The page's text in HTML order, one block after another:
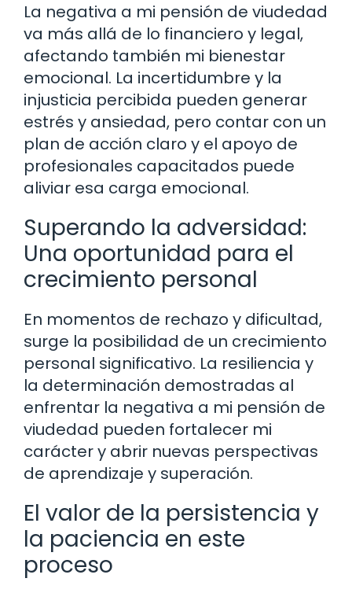
La negativa a mi pensión de viudedad
va más allá de lo financiero y legal,
afectando también mi bienestar
emocional. La incertidumbre y la
injusticia percibida pueden generar
estrés y ansiedad, pero contar con un
plan de acción claro y el apoyo de
profesionales capacitados puede
aliviar esa carga emocional.
Superando la adversidad:
Una oportunidad para el
crecimiento personal
En momentos de rechazo y dificultad,
surge la posibilidad de un crecimiento
personal significativo. La resiliencia y
la determinación demostradas al
enfrentar la negativa a mi pensión de
viudedad pueden fortalecer mi
carácter y abrir nuevas perspectivas
de aprendizaje y superación.
El valor de la persistencia y
la paciencia en este
proceso